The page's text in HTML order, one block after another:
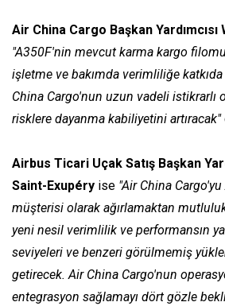
Air China Cargo Başkan Yardımcısı
"A350F'nin mevcut karma kargo
işletme ve bakımda verimliliğe
China Cargo'nun uzun vadeli istikrarlı
risklere dayanma kabiliyetini artıracak"
Airbus Ticari Uçak Satış Başkan
Saint-Exupéry ise "Air China
müşterisi olarak ağırlamaktan
yeni nesil verimlilik ve performansın
seviyeleri ve benzeri görülmemiş
getirecek. Air China Cargo'nun
entegrasyon sağlamayı dört gözle